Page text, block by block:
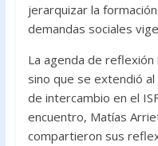
jerarquizar la
demandas sociales
La agenda de
sino que se extendió
de intercambio en el
encuentro, Matías
compartieron sus